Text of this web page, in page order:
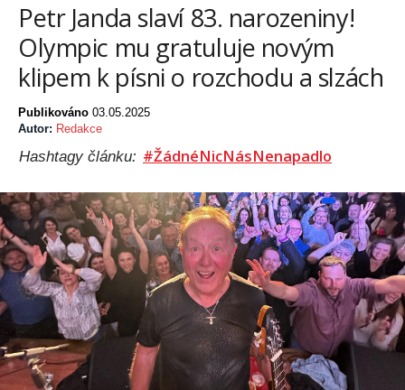
Petr Janda slaví 83. narozeniny!
Olympic mu gratuluje novým
klipem k písni o rozchodu a slzách
Publikováno 03.05.2025
Autor: Redakce
Hashtagy článku: #ŽádnéNicNásNenapadlo